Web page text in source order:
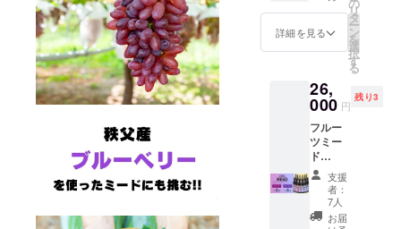
ルビー
使用）
本 （蜂
蜜・秩
父産ブ
ルーベ
リー使
用） ・
配送予
定：
2024年
12月20
詳細を見る
リ
タ
ー
ン
を
選
択
す
る
26,
000 円
残り3
フルー
ツミー
ド
500ml
12本 無
濾過の
ハチミ
支援
者：
7人
お届